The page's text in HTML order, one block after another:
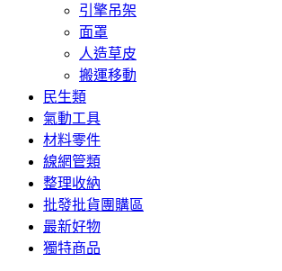
引擎吊架
面罩
人造草皮
搬運移動
民生類
氣動工具
材料零件
線網管類
整理收納
批發批貨團購區
最新好物
獨特商品